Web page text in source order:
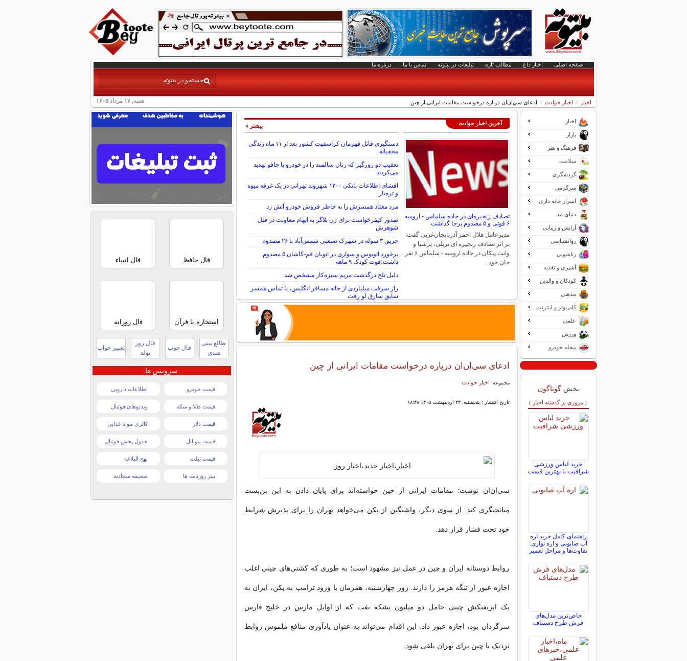
صفحه اصلی اخبار داغ مطالب تازه تبلیغات در بیتوته تماس با ما درباره ما
شنبه, ۱۷ مرداد ۱۴۰۵ اخبار اخبار حوادث ادعای سی‌ان‌ان درباره درخواست مقامات ایرانی از چین
آخرین اخبار حوادث
تصادف زنجیره‌ای در جاده سلماس - ارومیه
۶ فوتی و ۵ مصدوم برجا گذاشت
مدیرعامل هلال احمر آذربایجان‌غربی گفت:
بر اثر تصادف زنجیره ای تریلی، پرشیا و
وانت پیکان در جاده ارومیه - سلماس ۶ نفر
جان خود…
دستگیری قاتل قهرمان کراسفیت کشور بعد از ۱۱ ماه زندگی
مخفیانه
تعقیب دو زورگیر که زنان سالمند را در خودرو با چاقو تهدید
می‌کردند
افشای اطلاعات بانکی ۱۲۰۰ شهروند تهرانی در یک غرفه میوه
و تره‌بار
مرد معتاد همسرش را به خاطر فروش خودرو آتش زد
صدور کیفرخواست برای زن بلاگر به اتهام معاونت در قتل
شوهرش
حریق ۳ سوله در شهرک صنعتی شمس‌آباد با ۲۶ مصدوم
برخورد اتوبوس و سواری در اتوبان قم-کاشان ۵ مصدوم
داشت؛فوت کودک ۹ ماهه
دلیل تلخ درگذشت مریم سبزه‌کار مشخص شد
راز سرقت میلیاردی از خانه مسافر انگلیس، با تماس همسر
سابق سارق لو رفت
قتل پسرخاله به تصور رابطه پنهانی با همسر
بیشتر »
ادعای سی‌ان‌ان درباره درخواست مقامات ایرانی از چین
مجموعه: اخبار حوادث
تاریخ انتشار : پنجشنبه, ۲۴ اردیبهشت ۱۴۰۵ ۱۸:۴۸
سی‌ان‌ان نوشت: مقامات ایرانی از چین خواسته‌اند برای پایان دادن به این بن‌بست
میانجیگری کند. از سوی دیگر، واشنگتن از پکن می‌خواهد تهران را برای پذیرش شرایط
خود تحت فشار قرار دهد.
روابط دوستانه ایران و چین در عمل نیز مشهود است؛ به طوری که کشتی‌های چینی اغلب
اجازه عبور از تنگه هرمز را دارند. روز چهارشنبه، همزمان با ورود ترامپ به پکن، ایران به
یک ابرنفتکش چینی حامل دو میلیون بشکه نفت که از اوایل مارس در خلیج فارس
سرگردان بود، اجازه عبور داد. این اقدام می‌تواند به عنوان یادآوری منافع ملموس روابط
نزدیک با چین برای تهران تلقی شود.
اخبار
بازار
فرهنگ و هنر
سلامت
گردشگری
سرگرمی
اسرار خانه داری
دنیای مد
آرایش و زیبایی
روانشناسی
زناشویی
آشپزی و تغذیه
کودکان و والدین
مذهبی
کامپیوتر و اینترنت
علمی
ورزش
مجله خودرو
بخش گوناگون
( مروری بر گذشته اخبار )
خرید لباس ورزشی
شرافیت با بهترین قیمت
راهنمای کامل خرید اره
آب صابونی و اره نواری:
تفاوت‌ها و مراحل تعمیر
خاص‌ترین مدل‌های
فرش طرح دستباف
فال حافظ فال انبیاء
استخاره با قرآن فال روزانه
طالع بینی
هندی
فال چوب
فال روز
تولد
تعبیر خواب
سرویس ها
قیمت خودرو اطلاعات دارویی
قیمت طلا و سکه ویدئوهای فوتبال
قیمت دلار کالری مواد غذایی
قیمت موبایل جدول پخش فوتبال
قیمت تبلت نهج البلاغه
تیتر روزنامه ها صحیفه سجادیه